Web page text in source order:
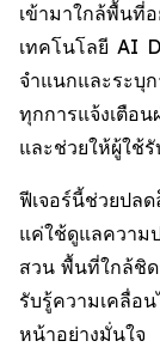
เข้ามาใกล้พื้
เทคโนโลยี AI
จำแนกและระบุ
ทุกการแจ้งเตือ
และช่วยให้ผู้ใช้
ฟีเจอร์นี้ช่วยปล
แค่ใช้ดูแลความ
สวน พื้นที่ใกล้ชิ
รับรู้ความเคลื่อ
หน้าอย่างมั่นใจ